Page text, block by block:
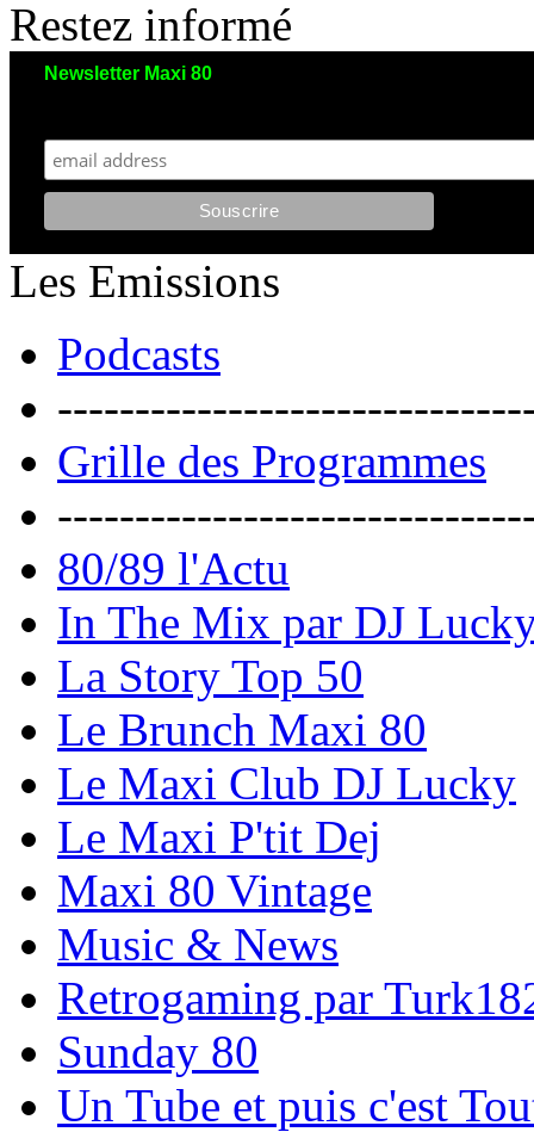
Restez informé
Newsletter Maxi 80
Les Emissions
Podcasts
Grille des Programmes
80/89 l'Actu
In The Mix par DJ
La Story Top 50
Le Brunch Maxi 80
Le Maxi Club DJ Lucky
Le Maxi P'tit Dej
Maxi 80 Vintage
Music & News
Retrogaming par
Sunday 80
Un Tube et puis c'est